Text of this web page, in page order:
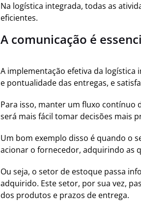
Na logística integrada, todas as
eficientes.
A comunicação é
A implementação efetiva da
e pontualidade das entregas, e
Para isso, manter um fluxo contínuo
será mais fácil tomar decisões mais
Um bom exemplo disso é quando o
acionar o fornecedor, adquirindo as
Ou seja, o setor de estoque passa
adquirido. Este setor, por sua vez,
dos produtos e prazos de entrega.